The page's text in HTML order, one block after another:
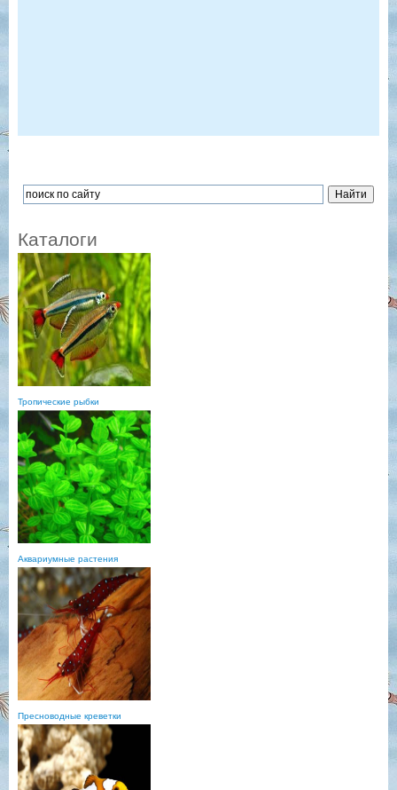
Каталоги
Тропические рыбки
Аквариумные растения
Пресноводные креветки